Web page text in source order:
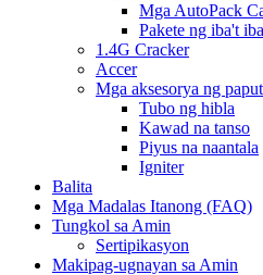
Mga AutoPack
Pakete ng iba't
1.4G Cracker
Accer
Mga aksesorya ng
Tubo ng hibla
Kawad na tanso
Piyus na naantala
Igniter
Balita
Mga Madalas Itanong (FAQ)
Tungkol sa Amin
Sertipikasyon
Makipag-ugnayan sa Amin